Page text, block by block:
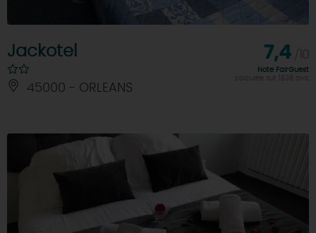
Jackotel
45000 - ORLEANS
7,4
Note FairGuest
calculée sur 1838 avis